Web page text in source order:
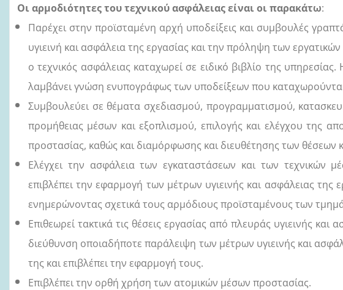
Οι αρμοδιότητες του τεχνικού ασφάλειας είναι οι παρακάτω:
Παρέχει στην προϊσταμένη αρχή υποδείξεις και συμβουλές
υγιεινή και ασφάλεια της εργασίας και την πρόληψη των
ο τεχνικός ασφάλειας καταχωρεί σε ειδικό βιβλίο της
λαμβάνει γνώση ενυπογράφως των υποδείξεων που
Συμβουλεύει σε θέματα σχεδιασμού, προγραμματισμού,
προμήθειας μέσων και εξοπλισμού, επιλογής και ελέγχου της
προστασίας, καθώς και διαμόρφωσης και διευθέτησης των θέσεων
Ελέγχει την ασφάλεια των εγκαταστάσεων και των τεχνικών
επιβλέπει την εφαρμογή των μέτρων υγιεινής και ασφάλειας
ενημερώνοντας σχετικά τους αρμόδιους προϊσταμένους των
Επιθεωρεί τακτικά τις θέσεις εργασίας από πλευράς υγιεινής και
διεύθυνση οποιαδήποτε παράλειψη των μέτρων υγιεινής και
της και επιβλέπει την εφαρμογή τους.
Επιβλέπει την ορθή χρήση των ατομικών μέσων προστασίας.